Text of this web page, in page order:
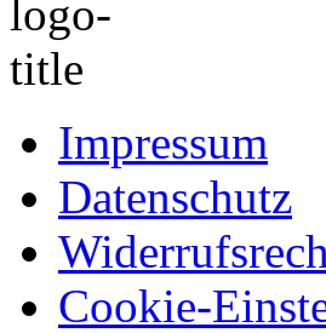
Impressum
Datenschutz
Cookie-